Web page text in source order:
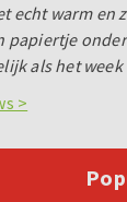
echt warm en
papiertje
als het
>